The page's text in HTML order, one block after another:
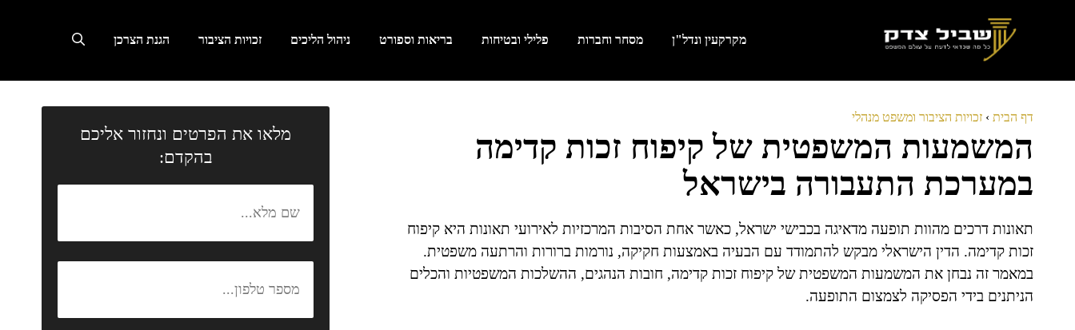
מקרקעין ונדל"ן מסחר וחברות פלילי ובטיחות בריאות וספורט ניהול הליכים זכויות הציבור הגנת הצרכן
דף הבית › זכויות הציבור ומשפט מנהלי
המשמעות המשפטית של קיפוח זכות קדימה
במערכת התעבורה בישראל
תאונות דרכים מהוות תופעה מדאיגה בכבישי ישראל, כאשר אחת הסיבות המרכזיות לאירועי תאונות היא קיפוח
זכות קדימה. הדין הישראלי מבקש להתמודד עם הבעיה באמצעות חקיקה, נורמות ברורות והרתעה משפטית.
במאמר זה נבחן את המשמעות המשפטית של קיפוח זכות קדימה, חובות הנהגים, ההשלכות המשפטיות והכלים
הניתנים בידי הפסיקה לצמצום התופעה.
מלאו את הפרטים ונחזור אליכם
בהקדם: